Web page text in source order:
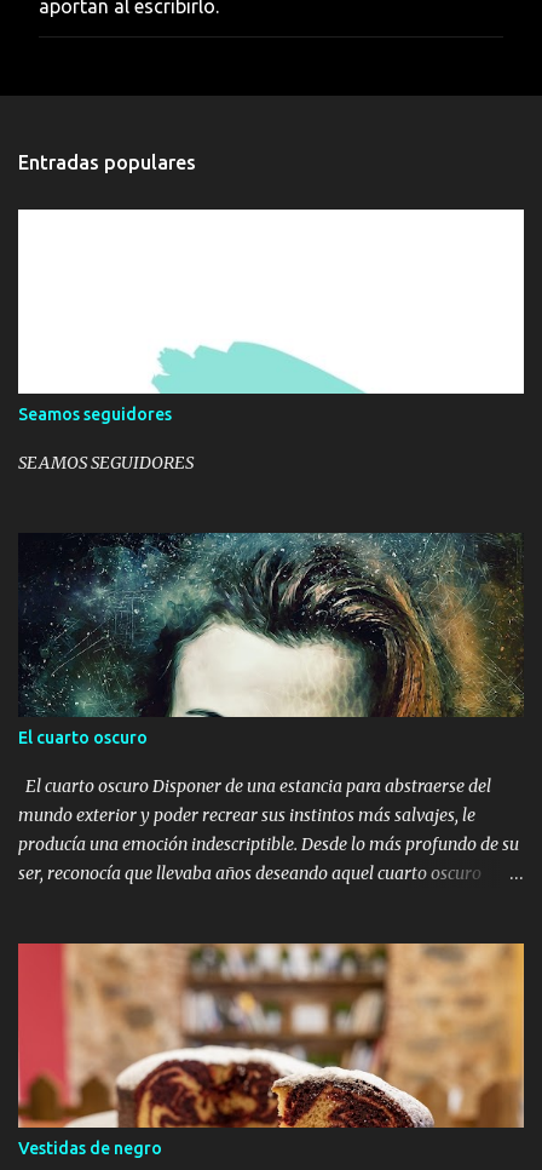
c
o
n
r
o
aportan al escribirlo.
Entradas populares
Seamos seguidores
SEAMOS SEGUIDORES
El cuarto oscuro
El cuarto oscuro Disponer de una estancia para abstraerse del
mundo exterior y poder recrear sus instintos más salvajes, le
producía una emoción indescriptible. Desde lo más profundo de su
ser, reconocía que llevaba años deseando aquel cuarto oscuro
persona rara, extrovertida, incluso en algunas ocasiones notaba
miradas de miedo y de desprecio. El miedo no sabía por qué, y el
desprecio posiblemente era por su forma de ser, de vestir, de decir
las cosas, de no aceptar la convivencia tal y como se planteaba en
la mayoría de la sociedad. Él era un ser distinto, creativo, soñador,
y si, se había intentado adaptar a un mundo que no era el suyo, a
una sociedad que no lo entendía, a una rutina que lo sumergía en
un estado de depresión, a unas normas impuestas por hombres
Vestidas de negro